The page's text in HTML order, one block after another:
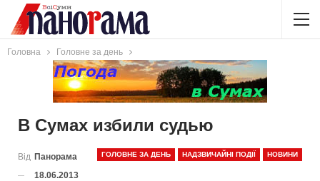
Головна Головне за день
В Сумах избили судью
ГОЛОВНЕ ЗА ДЕНЬ НАДЗВИЧАЙНІ ПОДІЇ НОВИНИ
Від Панорама
18.06.2013